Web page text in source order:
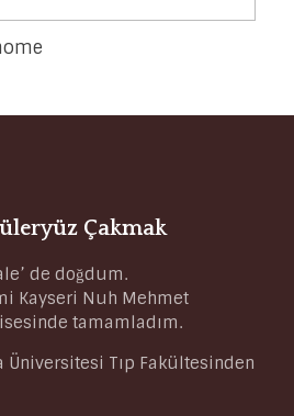
Çakmak
de doğdum.
Kayseri Nuh Mehmet
tamamladım.
Üniversitesi Tıp Fakültesinden